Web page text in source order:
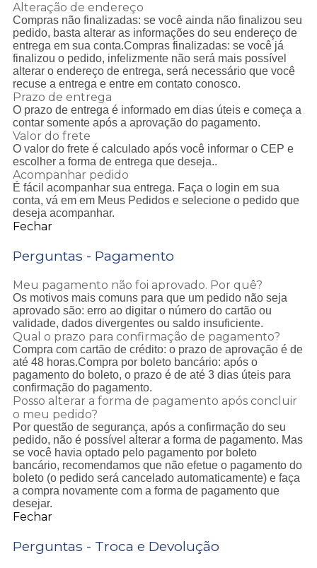
Alteração de endereço
Compras não finalizadas: se você ainda não finalizou seu
pedido, basta alterar as informações do seu endereço de
entrega em sua conta.Compras finalizadas: se você já
finalizou o pedido, infelizmente não será mais possível
alterar o endereço de entrega, será necessário que você
recuse a entrega e entre em contato conosco.
Prazo de entrega
O prazo de entrega é informado em dias úteis e começa a
contar somente após a aprovação do pagamento.
Valor do frete
O valor do frete é calculado após você informar o CEP e
escolher a forma de entrega que deseja..
Acompanhar pedido
É fácil acompanhar sua entrega. Faça o login em sua
conta, vá em em Meus Pedidos e selecione o pedido que
deseja acompanhar.
Fechar
Perguntas - Pagamento
Meu pagamento não foi aprovado. Por quê?
Os motivos mais comuns para que um pedido não seja
aprovado são: erro ao digitar o número do cartão ou
validade, dados divergentes ou saldo insuficiente.
Qual o prazo para confirmação de pagamento?
Compra com cartão de crédito: o prazo de aprovação é de
até 48 horas.Compra por boleto bancário: após o
pagamento do boleto, o prazo é de até 3 dias úteis para
confirmação do pagamento.
Posso alterar a forma de pagamento após concluir
o meu pedido?
Por questão de segurança, após a confirmação do seu
pedido, não é possível alterar a forma de pagamento. Mas
se você havia optado pelo pagamento por boleto
bancário, recomendamos que não efetue o pagamento do
boleto (o pedido será cancelado automaticamente) e faça
a compra novamente com a forma de pagamento que
desejar.
Fechar
Perguntas - Troca e Devolução